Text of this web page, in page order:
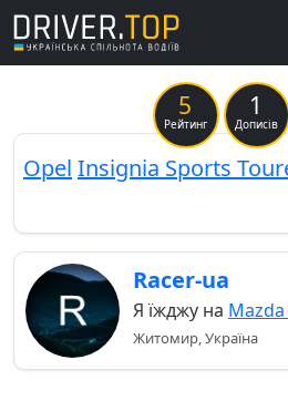
5
Рейтинг
1
Дописів
Previous
Opel Insignia Sports
Racer-ua
Я їжджу на Mazda
Житомир, Україна